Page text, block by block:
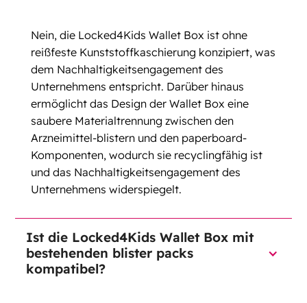
Nein, die Locked4Kids Wallet Box ist ohne
reißfeste Kunststoffkaschierung konzipiert, was
dem Nachhaltigkeitsengagement des
Unternehmens entspricht. Darüber hinaus
ermöglicht das Design der Wallet Box eine
saubere Materialtrennung zwischen den
Arzneimittel-blistern und den paperboard-
Komponenten, wodurch sie recyclingfähig ist
und das Nachhaltigkeitsengagement des
Unternehmens widerspiegelt.
Ist die Locked4Kids Wallet Box mit
bestehenden blister packs
kompatibel?